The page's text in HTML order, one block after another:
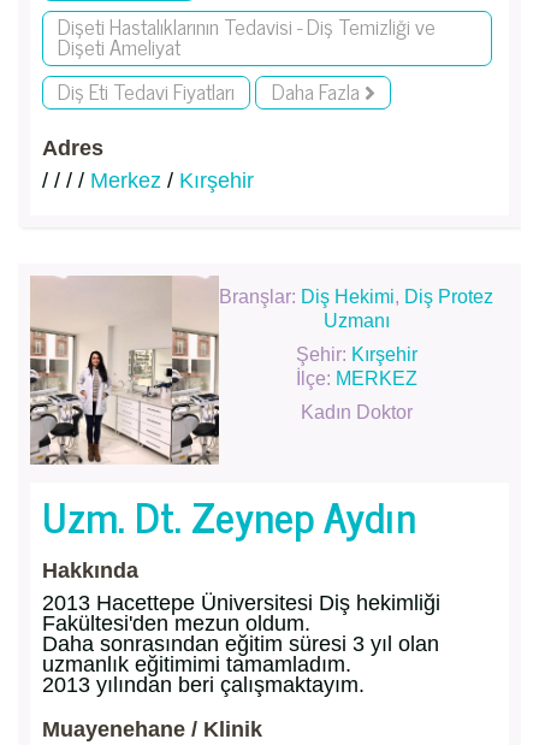
Dişeti Hastalıklarının Tedavisi - Diş Temizliği ve
Dişeti Ameliyat
Diş Eti Tedavi Fiyatları
Daha Fazla
Adres
/ / / / Merkez / Kırşehir
Branşlar: Diş Hekimi, Diş Protez
Uzmanı
Şehir: Kırşehir
İlçe: MERKEZ
Kadın Doktor
Uzm. Dt. Zeynep Aydın
Hakkında
2013 Hacettepe Üniversitesi Diş hekimliği
Fakültesi'den mezun oldum.
Daha sonrasından eğitim süresi 3 yıl olan
uzmanlık eğitimimi tamamladım.
2013 yılından beri çalışmaktayım.
Muayenehane / Klinik